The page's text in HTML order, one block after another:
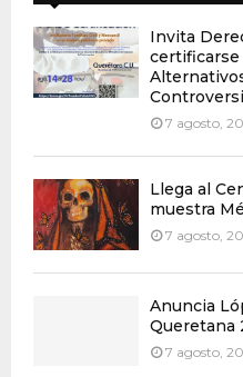
Invita
certificarse
7 agosto,
Llega al
muestra
7 agosto,
Anuncia
Queretana
7 agosto,